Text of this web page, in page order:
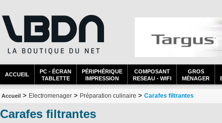
ACCUEIL
PC - ÉCRAN
TABLETTE
PÉRIPHÉRIQUE
IMPRESSION
COMPOSANT
RESEAU - WIFI
GROS
MÉNAGER
Accueil > Electromenager > Préparation culinaire > Carafes filtrantes
Carafes filtrantes